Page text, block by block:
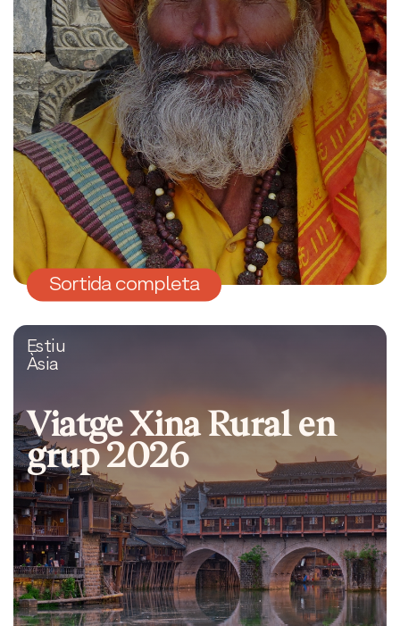
Sortida completa
Estiu
Àsia
Viatge Xina Rural en
grup 2026